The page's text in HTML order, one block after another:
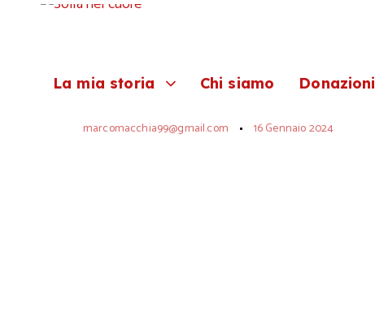
La mia storia Chi siamo Donazioni
PUBLISHED
Biscotti
Author
marcomacchia99@gmail.com
Published
16 Gennaio 2024